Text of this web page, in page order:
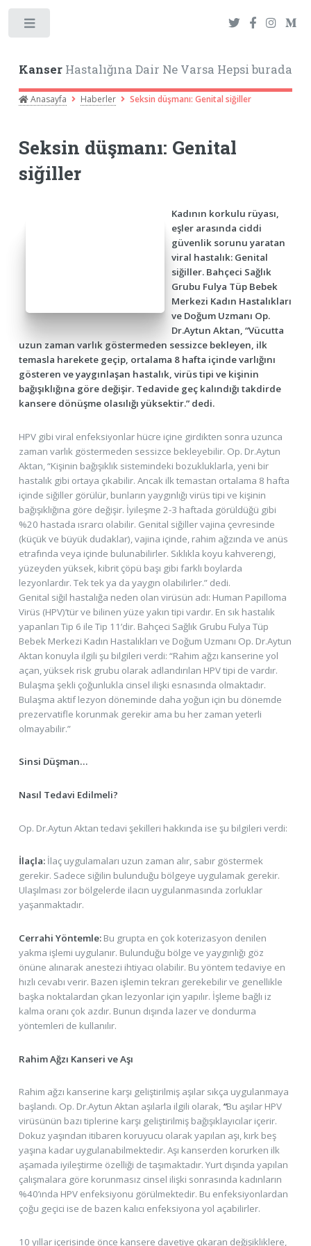
KanserHastalığına Dair Ne Varsa Hepsi burada
Anasayfa Haberler Seksin düşmanı: Genital siğiller
Seksin düşmanı: Genital
siğiller
Kadının korkulu rüyası,
eşler arasında ciddi
güvenlik sorunu yaratan
viral hastalık: Genital
siğiller. Bahçeci Sağlık
Grubu Fulya Tüp Bebek
Merkezi Kadın Hastalıkları
ve Doğum Uzmanı Op.
Dr.Aytun Aktan, “Vücutta
uzun zaman varlık göstermeden sessizce bekleyen, ilk
temasla harekete geçip, ortalama 8 hafta içinde varlığını
gösteren ve yaygınlaşan hastalık, virüs tipi ve kişinin
bağışıklığına göre değişir. Tedavide geç kalındığı takdirde
kansere dönüşme olasılığı yüksektir.” dedi.
HPV gibi viral enfeksiyonlar hücre içine girdikten sonra uzunca
zaman varlık göstermeden sessizce bekleyebilir. Op. Dr.Aytun
Aktan,“Kişinin bağışıklık sistemindeki bozukluklarla, yeni bir
hastalık gibi ortaya çıkabilir. Ancak ilk temastan ortalama 8 hafta
içinde siğiller görülür, bunların yaygınlığı virüs tipi ve kişinin
bağışıklığına göre değişir. İyileşme 2-3 haftada görüldüğü gibi
%20 hastada ısrarcı olabilir. Genital siğiller vajina çevresinde
(küçük ve büyük dudaklar), vajina içinde, rahim ağzında ve anüs
etrafında veya içinde bulunabilirler. Sıklıkla koyu kahverengi,
yüzeyden yüksek, kibrit çöpü başı gibi farklı boylarda
lezyonlardır. Tek tek ya da yaygın olabilirler.” dedi.
Genital siğil hastalığa neden olan virüsün adı: Human Papilloma
Virüs (HPV)’tür ve bilinen yüze yakın tipi vardır. En sık hastalık
yapanları Tip 6 ile Tip 11’dir. Bahçeci Sağlık Grubu Fulya Tüp
Bebek Merkezi Kadın Hastalıkları ve Doğum Uzmanı Op. Dr.Aytun
Aktan konuyla ilgili şu bilgileri verdi: “Rahim ağzı kanserine yol
açan, yüksek risk grubu olarak adlandırılan HPV tipi de vardır.
Bulaşma şekli çoğunlukla cinsel ilişki esnasında olmaktadır.
Bulaşma aktif lezyon döneminde daha yoğun için bu dönemde
prezervatifle korunmak gerekir ama bu her zaman yeterli
olmayabilir.”
Sinsi Düşman…
Nasıl Tedavi Edilmeli?
Op. Dr.Aytun Aktan tedavi şekilleri hakkında ise şu bilgileri verdi:
İlaçla: İlaç uygulamaları uzun zaman alır, sabır göstermek
gerekir. Sadece siğilin bulunduğu bölgeye uygulamak gerekir.
Ulaşılması zor bölgelerde ilacın uygulanmasında zorluklar
yaşanmaktadır.
Cerrahi Yöntemle: Bu grupta en çok koterizasyon denilen
yakma işlemi uygulanır. Bulunduğu bölge ve yaygınlığı göz
önüne alınarak anestezi ihtiyacı olabilir. Bu yöntem tedaviye en
hızlı cevabı verir. Bazen işlemin tekrarı gerekebilir ve genellikle
başka noktalardan çıkan lezyonlar için yapılır. İşleme bağlı iz
kalma oranı çok azdır. Bunun dışında lazer ve dondurma
yöntemleri de kullanılır.
Rahim Ağzı Kanseri ve Aşı
Rahim ağzı kanserine karşı geliştirilmiş aşılar sıkça uygulanmaya
başlandı. Op. Dr.Aytun Aktan aşılarla ilgili olarak, “Bu aşılar HPV
virüsünün bazı tiplerine karşı geliştirilmiş bağışıklayıcılar içerir.
Dokuz yaşından itibaren koruyucu olarak yapılan aşı, kırk beş
yaşına kadar uygulanabilmektedir. Aşı kanserden korurken ilk
aşamada iyileştirme özelliği de taşımaktadır. Yurt dışında yapılan
çalışmalara göre korunmasız cinsel ilişki sonrasında kadınların
%40’ında HPV enfeksiyonu görülmektedir. Bu enfeksiyonlardan
çoğu geçici ise de bazen kalıcı enfeksiyona yol açabilirler.
10 yıllar içerisinde önce kansere davetiye çıkaran değişikliklere,